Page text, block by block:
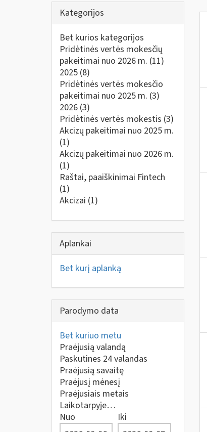
Kategorijos
Bet kurios kategorijos
Pridėtinės vertės mokesčių
pakeitimai nuo 2026 m. (11)
2025 (8)
Pridėtinės vertės mokesčio
pakeitimai nuo 2025 m. (3)
2026 (3)
Pridėtinės vertės mokestis (3)
Akcizų pakeitimai nuo 2025 m.
(1)
Akcizų pakeitimai nuo 2026 m.
(1)
Raštai, paaiškinimai Fintech
(1)
Akcizai (1)
Aplankai
Bet kurį aplanką
Parodymo data
Bet kuriuo metu
Praėjusią valandą
Paskutines 24 valandas
Praėjusią savaitę
Praėjusį mėnesį
Praėjusiais metais
Laikotarpyje…
Nuo
Iki